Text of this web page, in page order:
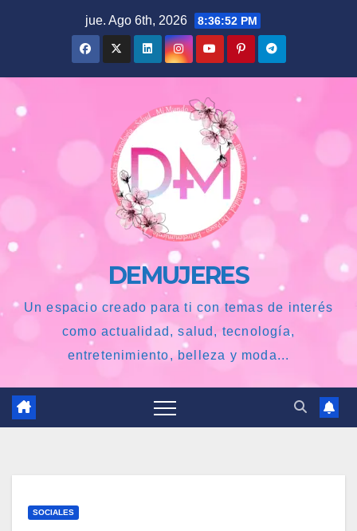
jue. Ago 6th, 2026 8:36:53 PM
DEMUJERES
Un espacio creado para ti con temas de interés
como actualidad, salud, tecnología,
entretenimiento, belleza y moda...
SOCIALES